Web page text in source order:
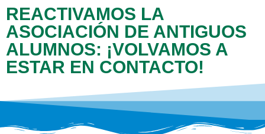
REACTIVAMOS LA
ASOCIACIÓN DE ANTIGUOS
ALUMNOS: ¡VOLVAMOS A
ESTAR EN CONTACTO!